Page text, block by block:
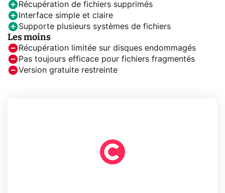
Récupération de fichiers supprimés
Interface simple et claire
Supporte plusieurs systèmes de fichiers
Les moins
Récupération limitée sur disques endommagés
Pas toujours efficace pour fichiers fragmentés
Version gratuite restreinte